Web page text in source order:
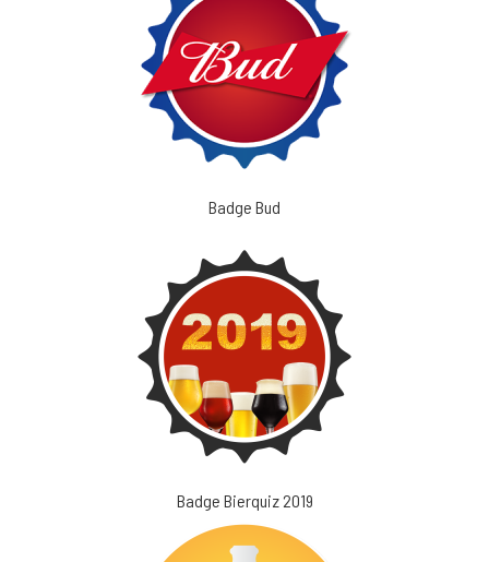
Badge Bud
Badge Bierquiz 2019